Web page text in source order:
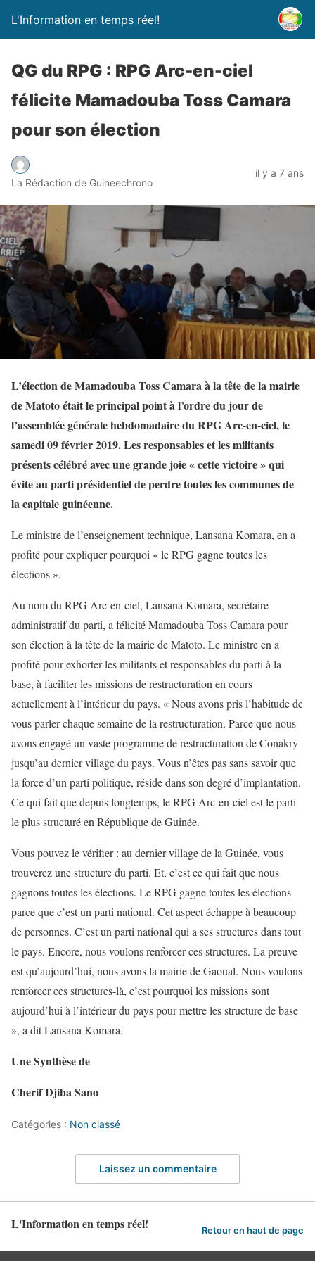
L'Information en temps réel!
QG du RPG : RPG Arc-en-ciel
félicite Mamadouba Toss Camara
pour son élection
La Rédaction de Guineechrono
il y a 7 ans
L’élection de Mamadouba Toss Camara à la tête de la mairie
de Matoto était le principal point à l’ordre du jour de
l’assemblée générale hebdomadaire du RPG Arc-en-ciel, le
samedi 09 février 2019. Les responsables et les militants
présents célébré avec une grande joie « cette victoire » qui
évite au parti présidentiel de perdre toutes les communes de
la capitale guinéenne.
Le ministre de l’enseignement technique, Lansana Komara, en a
profité pour expliquer pourquoi « le RPG gagne toutes les
élections ».
Au nom du RPG Arc-en-ciel, Lansana Komara, secrétaire
administratif du parti, a félicité Mamadouba Toss Camara pour
son élection à la tête de la mairie de Matoto. Le ministre en a
profité pour exhorter les militants et responsables du parti à la
base, à faciliter les missions de restructuration en cours
actuellement à l’intérieur du pays. « Nous avons pris l’habitude de
vous parler chaque semaine de la restructuration. Parce que nous
avons engagé un vaste programme de restructuration de Conakry
jusqu’au dernier village du pays. Vous n’êtes pas sans savoir que
la force d’un parti politique, réside dans son degré d’implantation.
Ce qui fait que depuis longtemps, le RPG Arc-en-ciel est le parti
le plus structuré en République de Guinée.
Vous pouvez le vérifier : au dernier village de la Guinée, vous
trouverez une structure du parti. Et, c’est ce qui fait que nous
gagnons toutes les élections. Le RPG gagne toutes les élections
parce que c’est un parti national. Cet aspect échappe à beaucoup
de personnes. C’est un parti national qui a ses structures dans tout
le pays. Encore, nous voulons renforcer ces structures. La preuve
est qu’aujourd’hui, nous avons la mairie de Gaoual. Nous voulons
renforcer ces structures-là, c’est pourquoi les missions sont
aujourd’hui à l’intérieur du pays pour mettre les structure de base
», a dit Lansana Komara.
Une Synthèse de
Cherif Djiba Sano
Catégories : Non classé
Laissez un commentaire
L'Information en temps réel! Retour en haut de page